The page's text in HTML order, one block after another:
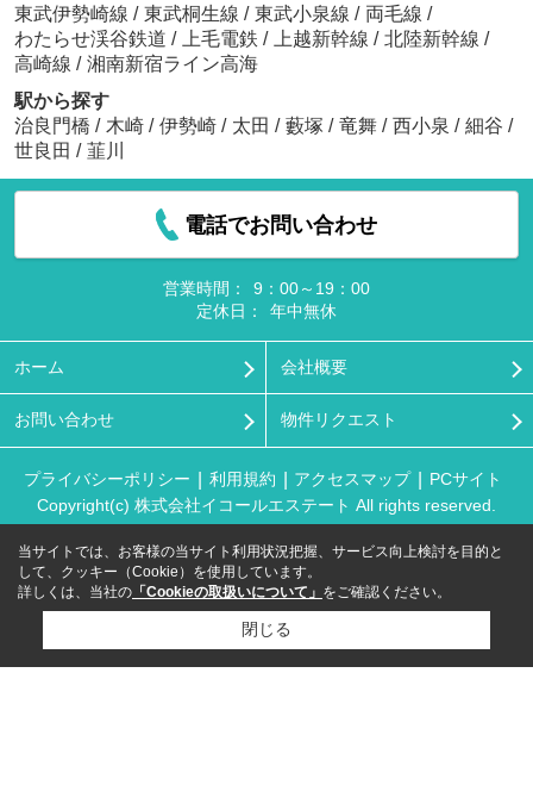
東武伊勢崎線 / 東武桐生線 / 東武小泉線 / 両毛線 /
わたらせ渓谷鉄道 / 上毛電鉄 / 上越新幹線 / 北陸新幹線 /
高崎線 / 湘南新宿ライン高海
駅から探す
治良門橋 / 木崎 / 伊勢崎 / 太田 / 藪塚 / 竜舞 / 西小泉 / 細谷 /
世良田 / 韮川
電話でお問い合わせ
営業時間：
9：00～19：00
定休日：
年中無休
ホーム 会社概要
お問い合わせ 物件リクエスト
プライバシーポリシー 利用規約 アクセスマップ
PCサイト
Copyright(c) 株式会社イコールエステート All rights reserved.
当サイトでは、お客様の当サイト利用状況把握、サービス向上検討を目的と
して、クッキー（Cookie）を使用しています。
詳しくは、当社の 「Cookieの取扱いについて」 をご確認ください。
閉じる